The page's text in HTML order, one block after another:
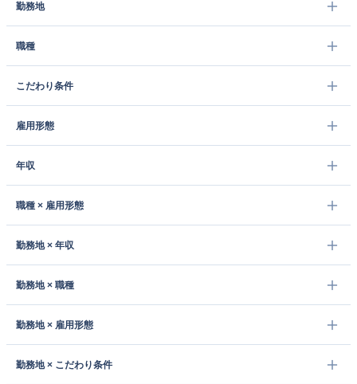
勤務地
職種
こだわり条件
雇用形態
年収
職種 × 雇用形態
勤務地 × 年収
勤務地 × 職種
勤務地 × 雇用形態
勤務地 × こだわり条件